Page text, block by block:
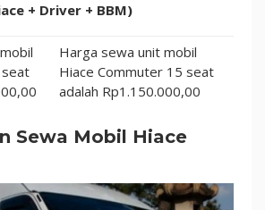
+ Driver + BBM)
Harga sewa unit mobil
Hiace Commuter 15 seat
adalah Rp1.150.000,00
Sewa Mobil Hiace